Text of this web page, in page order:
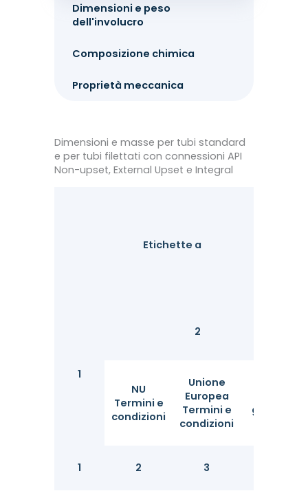
Dimensioni e peso
dell'involucro
Composizione chimica
Proprietà meccanica
Dimensioni e masse per tubi standard
e per tubi filettati con connessioni API
Non-upset, External Upset e Integral
Etichette a
1
2
NU
Termini e
condizioni
Unione
Europea
Termini e
condizioni
giuro
1 2 3